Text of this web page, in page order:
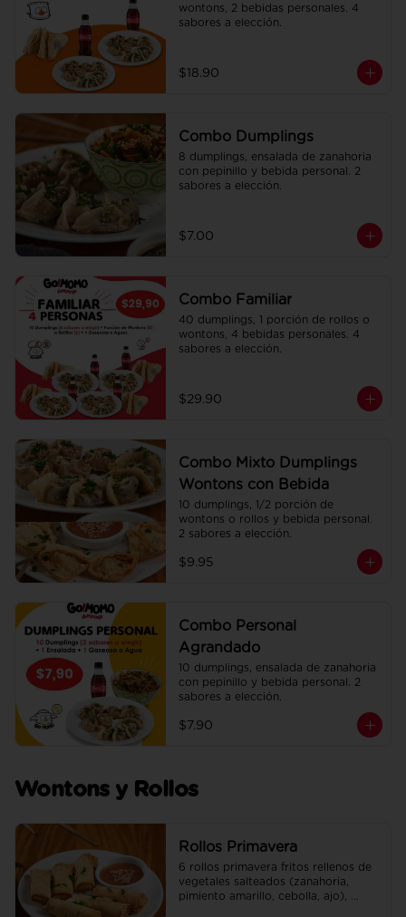
wontons, 2 bebidas personales. 4
sabores a elección.
$18.90
Combo Dumplings
8 dumplings, ensalada de zanahoria
con pepinillo y bebida personal. 2
sabores a elección.
$7.00
Combo Familiar
40 dumplings, 1 porción de rollos o
wontons, 4 bebidas personales. 4
sabores a elección.
$29.90
Combo Mixto Dumplings
Wontons con Bebida
10 dumplings, 1/2 porción de
wontons o rollos y bebida personal.
2 sabores a elección.
$9.95
Combo Personal
Agrandado
10 dumplings, ensalada de zanahoria
con pepinillo y bebida personal. 2
sabores a elección.
$7.90
Wontons y Rollos
Rollos Primavera
6 rollos primavera fritos rellenos de
vegetales salteados (zanahoria,
pimiento amarillo, cebolla, ajo),